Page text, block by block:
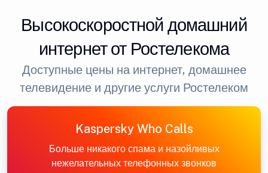
Высокоскоростной домашний
интернет от Ростелекома
Доступные цены на интернет, домашнее
телевидение и другие услуги Ростелеком
Kaspersky Who Calls
Больше никакого спама и назойливых
нежелательных телефонных звонков